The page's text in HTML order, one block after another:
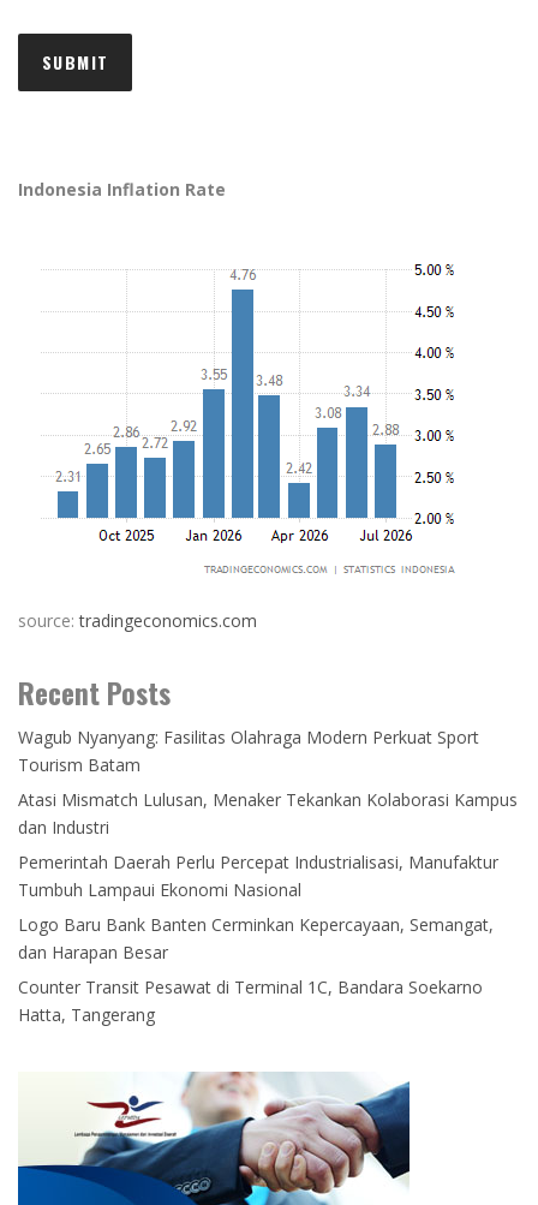
Indonesia Inflation Rate
source:tradingeconomics.com
Recent Posts
Wagub Nyanyang: Fasilitas Olahraga Modern Perkuat Sport
Tourism Batam
Atasi Mismatch Lulusan, Menaker Tekankan Kolaborasi Kampus
dan Industri
Pemerintah Daerah Perlu Percepat Industrialisasi, Manufaktur
Tumbuh Lampaui Ekonomi Nasional
Logo Baru Bank Banten Cerminkan Kepercayaan, Semangat,
dan Harapan Besar
Counter Transit Pesawat di Terminal 1C, Bandara Soekarno
Hatta, Tangerang